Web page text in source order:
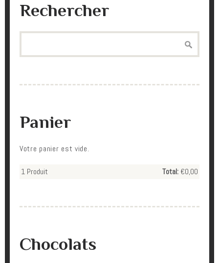
Rechercher
Panier
Votre panier est vide.
1 Produit Total: €0,00
Chocolats